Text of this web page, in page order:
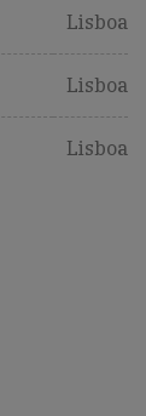
Lisboa
Lisboa
Lisboa